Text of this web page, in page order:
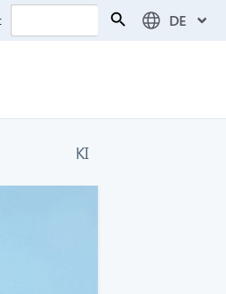
Search DE
KI